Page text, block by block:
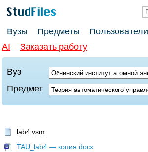
Вузы Предметы Пользователи
AI
Заказать работу
Вуз
Предмет
lab4.vsm
TAU_lab4 — копия.docx